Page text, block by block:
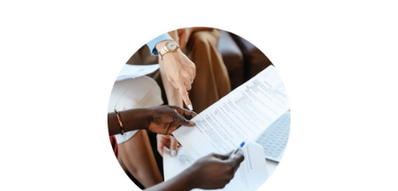
Guia per a l'elaboració de Plans
d'Igualtat de gènere
a les administracions locals,
Generalitat de Catalunya